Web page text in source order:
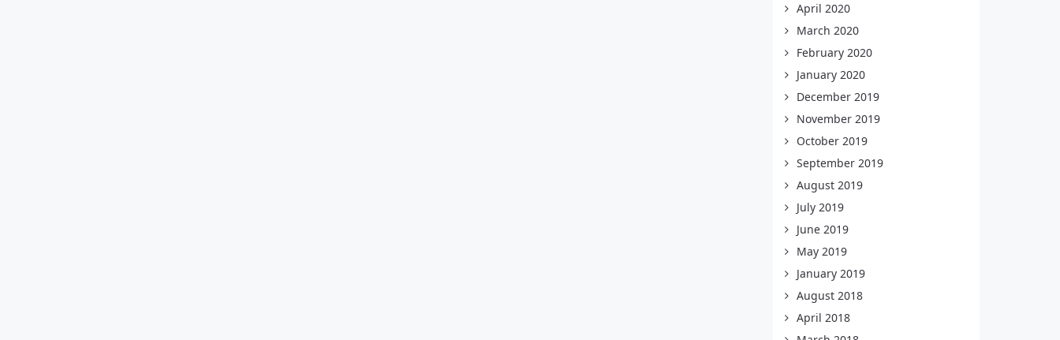
April 2020
March 2020
February 2020
January 2020
December 2019
November 2019
October 2019
September 2019
August 2019
July 2019
June 2019
May 2019
January 2019
August 2018
April 2018